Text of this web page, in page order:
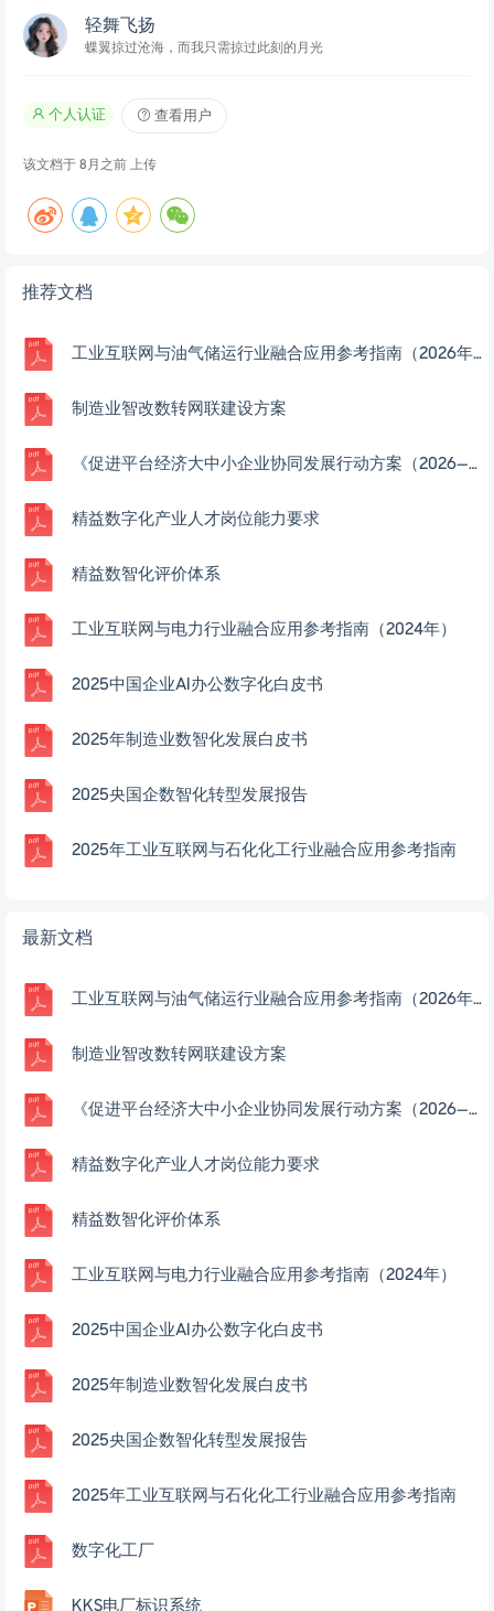
轻舞飞扬
蝶翼掠过沧海，而我只需掠过此刻的月光
个人认证 查看用户
该文档于 8月之前 上传
推荐文档
工业互联网与油气储运行业融合应用参考指南（2026年）
制造业智改数转网联建设方案
《促进平台经济大中小企业协同发展行动方案（2026—2028年）》及解读
精益数字化产业人才岗位能力要求
精益数智化评价体系
工业互联网与电力行业融合应用参考指南（2024年）
2025中国企业AI办公数字化白皮书
2025年制造业数智化发展白皮书
2025央国企数智化转型发展报告
2025年工业互联网与石化化工行业融合应用参考指南
最新文档
工业互联网与油气储运行业融合应用参考指南（2026年）
制造业智改数转网联建设方案
《促进平台经济大中小企业协同发展行动方案（2026—2028年）》及解读
精益数字化产业人才岗位能力要求
精益数智化评价体系
工业互联网与电力行业融合应用参考指南（2024年）
2025中国企业AI办公数字化白皮书
2025年制造业数智化发展白皮书
2025央国企数智化转型发展报告
2025年工业互联网与石化化工行业融合应用参考指南
数字化工厂
KKS电厂标识系统